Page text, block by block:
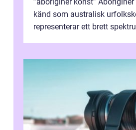
känd som australisk
representerar ett brett